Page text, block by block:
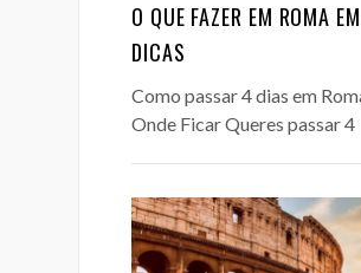
O QUE FAZER EM ROMA
DICAS
Como passar 4 dias em
Onde Ficar Queres passar 4